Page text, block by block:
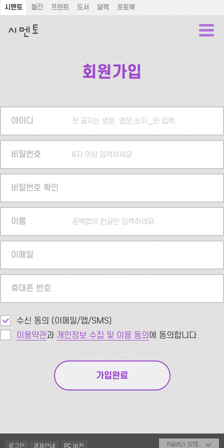
시멘토 월간 프린트 도서 달력 포토북
회원가입
아이디 첫 글자는 영문. 영문,숫자,_만 입력.
비밀번호 6자 이상 입력하세요.
비밀번호 확인
이름 공백없이 한글만 입력하세요.
이메일
휴대폰 번호
수신 동의 (이메일/앱/SMS)
이용약관과 개인정보 수집 및 이용 동의에 동의합니다.
로그인 결제안내 PC 버전 FAMILY SITE